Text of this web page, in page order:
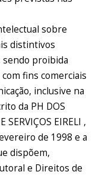
sobre
distintivos
sendo proibida
fins comerciais
inclusive na
da PH DOS
SERVIÇOS EIRELI ,
de 1998 e a
dispõem,
e Direitos de